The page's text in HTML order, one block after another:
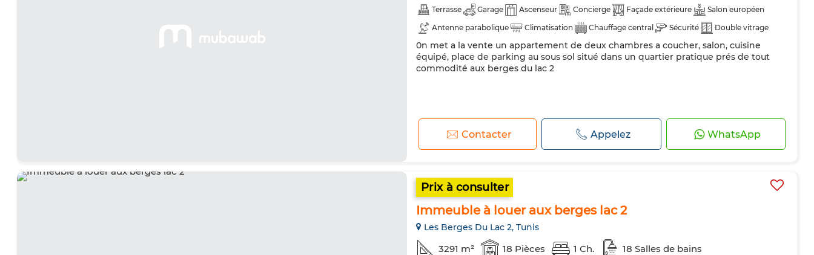
Terrasse Garage Ascenseur Concierge Façade extérieure
Salon européen
Antenne parabolique
Climatisation Chauffage central Sécurité
Double vitrage
Porte blindée
Cuisine équipée Four
0n met a la vente un appartement de deux chambres a coucher, salon, cuisine
équipé, place de parking au sous sol situé dans un quartier pratique prés de tout
commodité aux berges du lac 2
Contacter Appelez WhatsApp
Prix à consulter
Immeuble à louer aux berges lac 2
Les Berges Du Lac 2, Tunis
3291 m² 18 Pièces 1 Ch. 18 Salles de bains